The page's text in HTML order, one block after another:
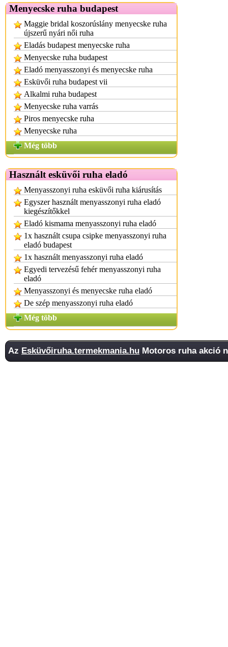
Menyecske ruha budapest
Maggie bridal koszorúslány menyecske ruha
újszerű nyári női ruha
Eladás budapest menyecske ruha
Menyecske ruha budapest
Eladó menyasszonyi és menyecske ruha
Esküvői ruha budapest vii
Alkalmi ruha budapest
Menyecske ruha varrás
Piros menyecske ruha
Menyecske ruha
Még több
Használt esküvői ruha eladó
Menyasszonyi ruha esküvői ruha kiárusítás
Egyszer használt menyasszonyi ruha eladó
kiegészítőkkel
Eladó kismama menyasszonyi ruha eladó
1x használt csupa csipke menyasszonyi ruha
eladó budapest
1x használt menyasszonyi ruha eladó
Egyedi tervezésű fehér menyasszonyi ruha
eladó
Menyasszonyi és menyecske ruha eladó
De szép menyasszonyi ruha eladó
Még több
Az Esküvőiruha.termekmania.hu Motoros ruha akció